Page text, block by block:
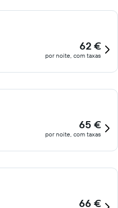
62 €
por noite, com taxas
65 €
por noite, com taxas
66 €